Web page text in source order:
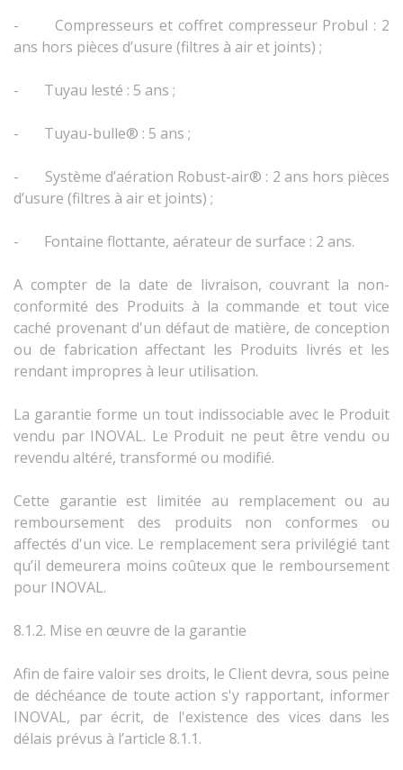
-
Compresseurs et coffret compresseur Probul : 2
ans hors pièces d’usure (filtres à air et joints) ;
- Tuyau lesté : 5 ans ;
- Tuyau-bulle® : 5 ans ;
- Système d’aération Robust-air® : 2 ans hors pièces
d’usure (filtres à air et joints) ;
- Fontaine flottante, aérateur de surface : 2 ans.
A compter de la date de livraison, couvrant la non-
conformité des Produits à la commande et tout vice
caché provenant d'un défaut de matière, de conception
ou de fabrication affectant les Produits livrés et les
rendant impropres à leur utilisation.
La garantie forme un tout indissociable avec le Produit
vendu par INOVAL. Le Produit ne peut être vendu ou
revendu altéré, transformé ou modifié.
Cette garantie est limitée au remplacement ou au
remboursement des produits non conformes ou
affectés d'un vice. Le remplacement sera privilégié tant
qu’il demeurera moins coûteux que le remboursement
pour INOVAL.
8.1.2. Mise en œuvre de la garantie
Afin de faire valoir ses droits, le Client devra, sous peine
de déchéance de toute action s'y rapportant, informer
INOVAL, par écrit, de l'existence des vices dans les
délais prévus à l’article 8.1.1.